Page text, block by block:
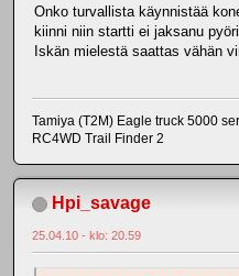
Onko turvallista käynnistää
kiinni niin startti ei jaksanu
Iskän mielestä saattas vähän
Tamiya (T2M) Eagle truck 5000
RC4WD Trail Finder 2
Hpi_savage
25.04.10 - klo: 20.59